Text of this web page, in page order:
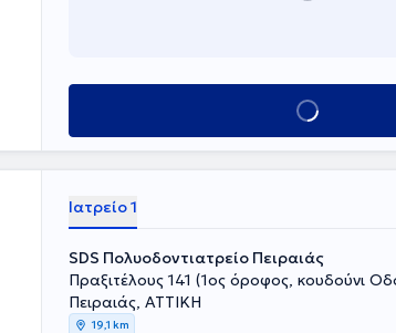
Κλείσε ραντεβού
Ιατρείο 1
SDS Πολυοδοντιατρείο Πειραιάς
Πραξιτέλους 141 (1ος όροφος, κουδούνι
Πειραιάς, ΑΤΤΙΚΗ
19,1 km